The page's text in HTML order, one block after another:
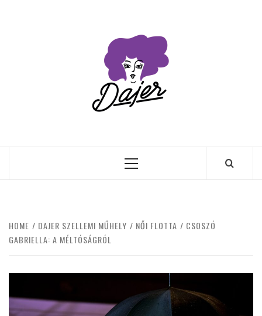
Primary
HOME DAJER SZELLEMI MŰHELY NŐI FLOTTA
CSOSZÓ
GABRIELLA: A MÉLTÓSÁGRÓL